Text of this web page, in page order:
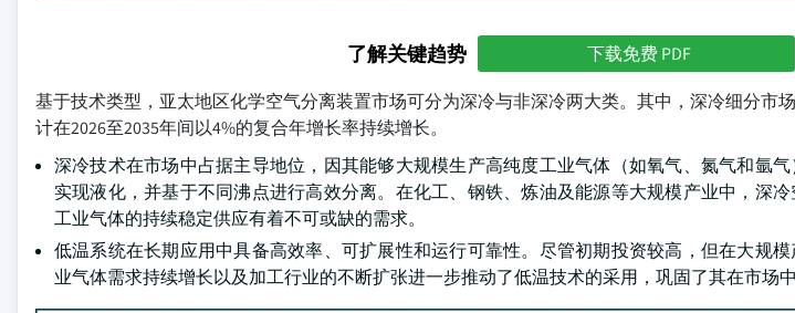
了解关键趋势 下载免费 PDF
基于技术类型，亚太地区化学空气分离装置市场可分为深冷与非深冷两大类。其中，深冷细分市
计在2026至2035年间以4%的复合年增长率持续增长。
深冷技术在市场中占据主导地位，因其能够大规模生产高纯度工业气体（如氧气、氮气和氩
实现液化，并基于不同沸点进行高效分离。在化工、钢铁、炼油及能源等大规模产业中，深
工业气体的持续稳定供应有着不可或缺的需求。
低温系统在长期应用中具备高效率、可扩展性和运行可靠性。尽管初期投资较高，但在大规
业气体需求持续增长以及加工行业的不断扩张进一步推动了低温技术的采用，巩固了其在市场中